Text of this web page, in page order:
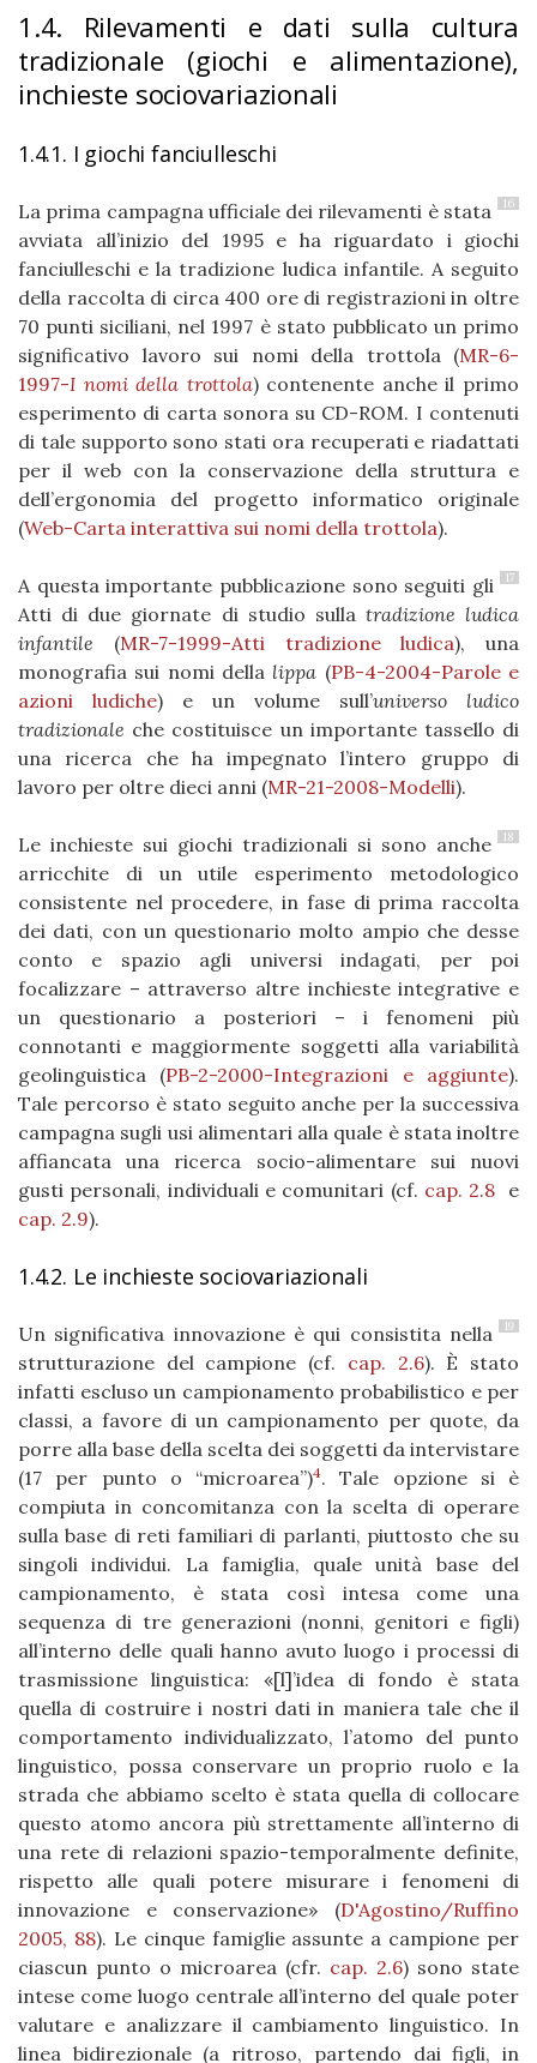
1.4. Rilevamenti e dati sulla cultura
tradizionale (giochi e alimentazione),
inchieste sociovariazionali
1.4.1. I giochi fanciulleschi
16
La prima campagna ufficiale dei rilevamenti è stata
avviata all’inizio del 1995 e ha riguardato i giochi
fanciulleschi e la tradizione ludica infantile. A seguito
della raccolta di circa 400 ore di registrazioni in oltre
70 punti siciliani, nel 1997 è stato pubblicato un primo
significativo lavoro sui nomi della trottola (MR-6-
1997-I nomi della trottola) contenente anche il primo
esperimento di carta sonora su CD-ROM. I contenuti
di tale supporto sono stati ora recuperati e riadattati
per il web con la conservazione della struttura e
dell’ergonomia del progetto informatico originale
(Web-Carta interattiva sui nomi della trottola).
17
A questa importante pubblicazione sono seguiti gli
Atti di due giornate di studio sulla tradizione ludica
infantile (MR-7-1999-Atti tradizione ludica), una
monografia sui nomi della lippa (PB-4-2004-Parole e
azioni ludiche) e un volume sull’universo ludico
tradizionale che costituisce un importante tassello di
una ricerca che ha impegnato l’intero gruppo di
lavoro per oltre dieci anni (MR-21-2008-Modelli).
18
Le inchieste sui giochi tradizionali si sono anche
arricchite di un utile esperimento metodologico
consistente nel procedere, in fase di prima raccolta
dei dati, con un questionario molto ampio che desse
conto e spazio agli universi indagati, per poi
focalizzare – attraverso altre inchieste integrative e
un questionario a posteriori – i fenomeni più
connotanti e maggiormente soggetti alla variabilità
geolinguistica (PB-2-2000-Integrazioni e aggiunte).
Tale percorso è stato seguito anche per la successiva
campagna sugli usi alimentari alla quale è stata inoltre
affiancata una ricerca socio-alimentare sui nuovi
gusti personali, individuali e comunitari (cf. cap. 2.8 e
cap. 2.9).
1.4.2. Le inchieste sociovariazionali
19
Un significativa innovazione è qui consistita nella
strutturazione del campione (cf. cap. 2.6). È stato
infatti escluso un campionamento probabilistico e per
classi, a favore di un campionamento per quote, da
porre alla base della scelta dei soggetti da intervistare
(17 per punto o “microarea”)4. Tale opzione si è
compiuta in concomitanza con la scelta di operare
sulla base di reti familiari di parlanti, piuttosto che su
singoli individui. La famiglia, quale unità base del
campionamento, è stata così intesa come una
sequenza di tre generazioni (nonni, genitori e figli)
all’interno delle quali hanno avuto luogo i processi di
trasmissione linguistica: «[l]’idea di fondo è stata
quella di costruire i nostri dati in maniera tale che il
comportamento individualizzato, l’atomo del punto
linguistico, possa conservare un proprio ruolo e la
strada che abbiamo scelto è stata quella di collocare
questo atomo ancora più strettamente all’interno di
una rete di relazioni spazio-temporalmente definite,
rispetto alle quali potere misurare i fenomeni di
innovazione e conservazione» (D'Agostino/Ruffino
2005, 88). Le cinque famiglie assunte a campione per
ciascun punto o microarea (cfr. cap. 2.6) sono state
intese come luogo centrale all’interno del quale poter
valutare e analizzare il cambiamento linguistico. In
linea bidirezionale (a ritroso, partendo dai figli, in